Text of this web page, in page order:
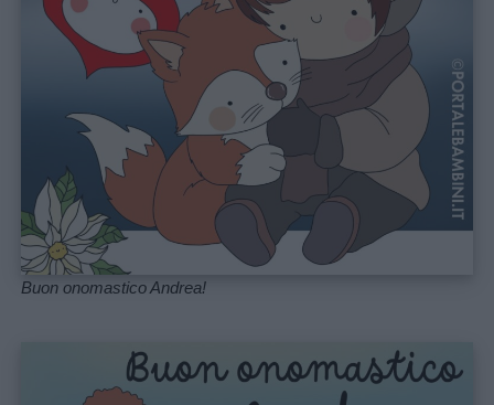
Feste
giornate
Filastrocche
Giochi
maschili
Buon onomastico Andrea!